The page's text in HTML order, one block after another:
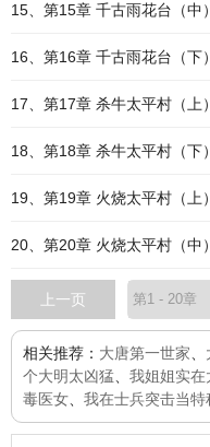
15、第15章 千古雨花台（中）
16、第16章 千古雨花台（下）
17、第17章 杀牛太平村（上）
18、第18章 杀牛太平村（下）
19、第19章 火烧太平村（上）
20、第20章 火烧太平村（中）
上一页
相关推荐： 大唐第一世家
个大明太凶猛
我姐姐实在
毒医女
我在士兵突击当特